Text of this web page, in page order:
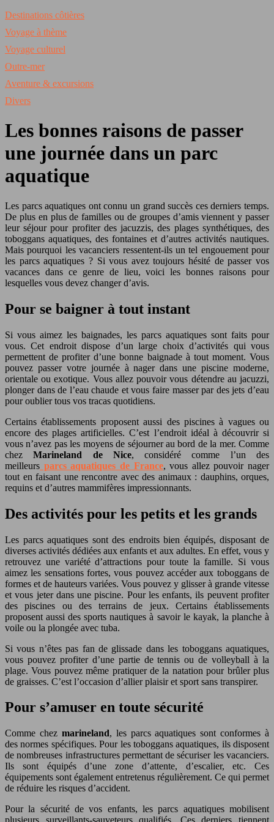
Destinations côtières
Voyage à thème
Voyage culturel
Outre-mer
Aventure & excursions
Divers
Les bonnes raisons de passer
une journée dans un parc
aquatique
Les parcs aquatiques ont connu un grand succès ces derniers temps.
De plus en plus de familles ou de groupes d’amis viennent y passer
leur séjour pour profiter des jacuzzis, des plages synthétiques, des
toboggans aquatiques, des fontaines et d’autres activités nautiques.
Mais pourquoi les vacanciers ressentent-ils un tel engouement pour
les parcs aquatiques ? Si vous avez toujours hésité de passer vos
vacances dans ce genre de lieu, voici les bonnes raisons pour
lesquelles vous devez changer d’avis.
Pour se baigner à tout instant
Si vous aimez les baignades, les parcs aquatiques sont faits pour
vous. Cet endroit dispose d’un large choix d’activités qui vous
permettent de profiter d’une bonne baignade à tout moment. Vous
pouvez passer votre journée à nager dans une piscine moderne,
orientale ou exotique. Vous allez pouvoir vous détendre au jacuzzi,
plonger dans de l’eau chaude et vous faire masser par des jets d’eau
pour oublier tous vos tracas quotidiens.
Certains établissements proposent aussi des piscines à vagues ou
encore des plages artificielles. C’est l’endroit idéal à découvrir si
vous n’avez pas les moyens de séjourner au bord de la mer. Comme
chezMarineland de Nice, considéré comme l’un des
meilleurs parcs aquatiques de France, vous allez pouvoir nager
tout en faisant une rencontre avec des animaux : dauphins, orques,
requins et d’autres mammifères impressionnants.
Des activités pour les petits et les grands
Les parcs aquatiques sont des endroits bien équipés, disposant de
diverses activités dédiées aux enfants et aux adultes. En effet, vous y
retrouvez une variété d’attractions pour toute la famille. Si vous
aimez les sensations fortes, vous pouvez accéder aux toboggans de
formes et de hauteurs variées. Vous pouvez y glisser à grande vitesse
et vous jeter dans une piscine. Pour les enfants, ils peuvent profiter
des piscines ou des terrains de jeux. Certains établissements
proposent aussi des sports nautiques à savoir le kayak, la planche à
voile ou la plongée avec tuba.
Si vous n’êtes pas fan de glissade dans les toboggans aquatiques,
vous pouvez profiter d’une partie de tennis ou de volleyball à la
plage. Vous pouvez même pratiquer de la natation pour brûler plus
de graisses. C’est l’occasion d’allier plaisir et sport sans transpirer.
Pour s’amuser en toute sécurité
Comme chez marineland, les parcs aquatiques sont conformes à
des normes spécifiques. Pour les toboggans aquatiques, ils disposent
de nombreuses infrastructures permettant de sécuriser les vacanciers.
Ils sont équipés d’une zone d’attente, d’escalier, etc. Ces
équipements sont également entretenus régulièrement. Ce qui permet
de réduire les risques d’accident.
Pour la sécurité de vos enfants, les parcs aquatiques mobilisent